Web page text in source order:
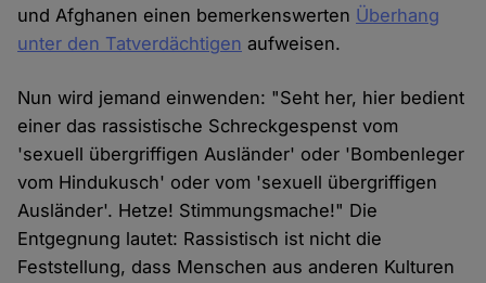
und Afghanen einen bemerkenswerten Überhang
unter den Tatverdächtigen aufweisen.
Nun wird jemand einwenden: "Seht her, hier bedient
einer das rassistische Schreckgespenst vom
'sexuell übergriffigen Ausländer' oder 'Bombenleger
vom Hindukusch' oder vom 'sexuell übergriffigen
Ausländer'. Hetze! Stimmungsmache!" Die
Entgegnung lautet: Rassistisch ist nicht die
Feststellung, dass Menschen aus anderen Kulturen